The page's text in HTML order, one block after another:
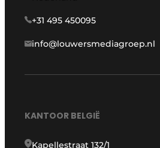
+31 495 450095
info@louwersmediagroep.nl
KANTOOR BELGIË
Kapellestraat 132/1